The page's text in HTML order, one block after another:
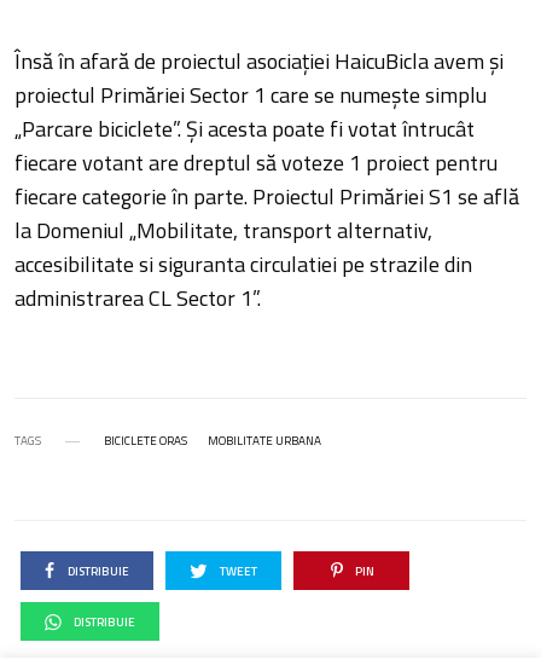
Însă în afară de proiectul asociaţiei HaicuBicla avem şi
proiectul Primăriei Sector 1 care se numeşte simplu
„Parcare biciclete”. Şi acesta poate fi votat întrucât
fiecare votant are dreptul să voteze 1 proiect pentru
fiecare categorie în parte. Proiectul Primăriei S1 se află
la Domeniul „Mobilitate, transport alternativ,
accesibilitate si siguranta circulatiei pe strazile din
administrarea CL Sector 1”.
TAGS BICICLETE ORAS MOBILITATE URBANA
DISTRIBUIE TWEET PIN
DISTRIBUIE